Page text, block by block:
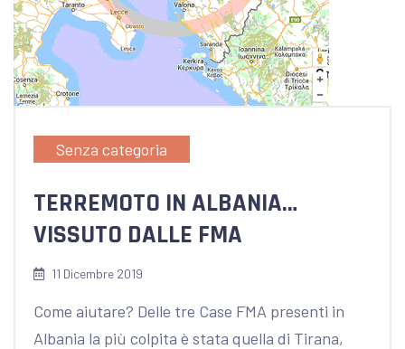
Senza categoria
TERREMOTO IN ALBANIA…
VISSUTO DALLE FMA
11 Dicembre 2019
Come aiutare? Delle tre Case FMA presenti in
Albania la più colpita è stata quella di Tirana,